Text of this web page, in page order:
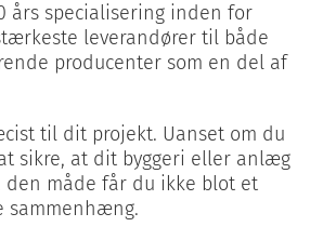
års specialisering inden for
leverandører til både
producenter som en del af
til dit projekt. Uanset om du
sikre, at dit byggeri eller anlæg
måde får du ikke blot et
sammenhæng.